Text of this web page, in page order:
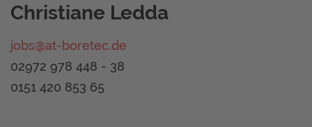
Christiane Ledda
jobs@at-boretec.de
02972 978 448 - 38
0151 420 853 65